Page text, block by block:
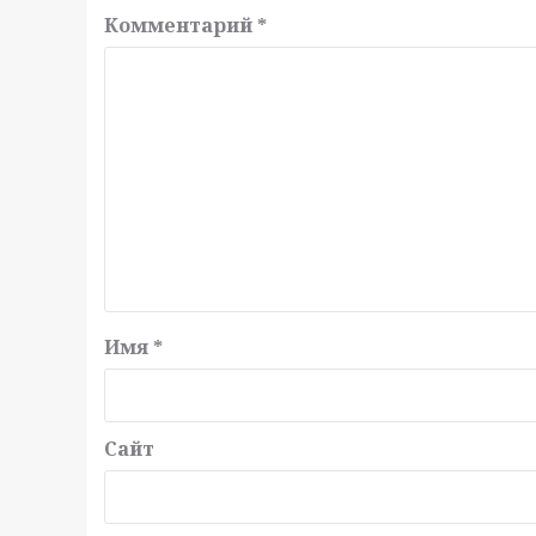
Комментарий *
Имя *
Сайт